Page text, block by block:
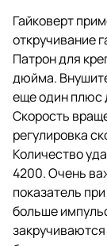
Гайковерт
откручивание
Патрон для
дюйма.
еще один плюс
Скорость
регулировка
Количество
4200. Очень
показатель
больше